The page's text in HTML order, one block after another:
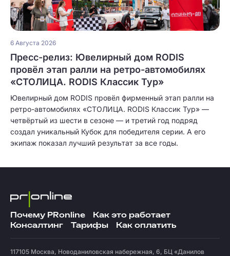
6 Августа 2026
Пресс-релиз: Ювелирный дом RODIS
провёл этап ралли на ретро-автомобилях
«СТОЛИЦА. RODIS Классик Тур»
Ювелирный дом RODIS провёл фирменный этап ралли на
ретро-автомобилях «СТОЛИЦА. RODIS Классик Тур» —
четвёртый из шести в сезоне — и третий год подряд
создал уникальный Кубок для победителя серии. А его
экипаж показал лучший результат за все годы.
Почему PRonline
Как это работает
Консалтинг
Тарифы Как оплатить
117105 Москва, Новоданиловская набережная, 6, БЦ «Данилов